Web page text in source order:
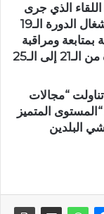
اللقاء الذي جرى
بمقرها، يندرج في إطار احتضان الجزائر لأشغال الدورة الـ19
بمتابعة ومراقبة
تنفيذ التعاون العسكري, في الفترة الممتدة من الـ21 إلى الـ25
“مجالات
المتميز
البلدين